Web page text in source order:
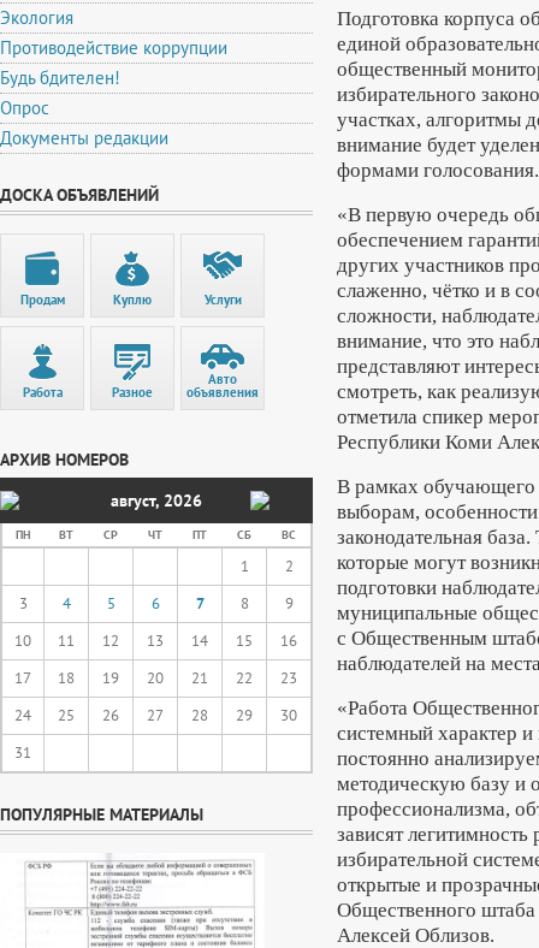
Экология
Противодействие коррупции
Будь бдителен!
Опрос
Документы редакции
ДОСКА ОБЪЯВЛЕНИЙ
Продам Куплю Услуги
Работа Разное
Авто
объявления
АРХИВ НОМЕРОВ
август, 2026
ПН ВТ СР ЧТ ПТ СБ ВС
1
2
3
4 5 6 7 8
9
10
11 12 13 14 15
16
17
18 19 20 21 22
23
24
25 26 27 28 29
30
31
ПОПУЛЯРНЫЕ МАТЕРИАЛЫ
Подготовка корпуса
единой
общественный
избирательного
участках, алгоритмы
внимание будет
формами голосования.
«В первую очередь
обеспечением
других участников
слаженно, чётко и в
сложности,
внимание, что это
представляют
смотреть, как
отметила спикер
Республики Коми
В рамках обучающего
выборам, особенности
законодательная
которые могут
подготовки
муниципальные
с Общественным
наблюдателей на
«Работа
системный характер
постоянно
методическую базу и
профессионализма,
зависят
избирательной
открытые и
Общественного
Алексей Облизов.